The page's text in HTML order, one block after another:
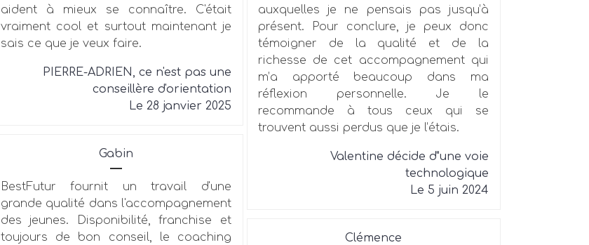
aident à mieux se connaître. C'était
vraiment cool et surtout maintenant je
sais ce que je veux faire.
PIERRE-ADRIEN, ce n'est pas une
conseillère d'orientation
Le 28 janvier 2025
Gabin
BestFutur fournit un travail d'une
grande qualité dans l'accompagnement
des jeunes. Disponibilité, franchise et
toujours de bon conseil, le coaching
auxquelles je ne pensais pas jusqu’à
présent. Pour conclure, je peux donc
témoigner de la qualité et de la
richesse de cet accompagnement qui
m’a apporté beaucoup dans ma
réflexion personnelle. Je le
recommande à tous ceux qui se
trouvent aussi perdus que je l’étais.
Valentine décide d"une voie
technologique
Le 5 juin 2024
Clémence